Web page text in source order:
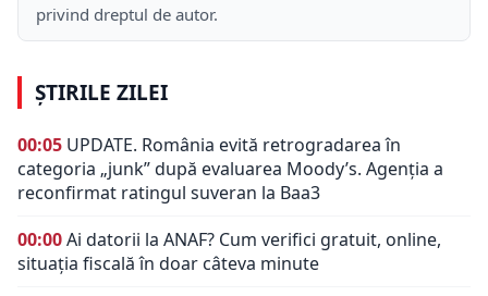
privind dreptul de autor.
ȘTIRILE ZILEI
00:05 UPDATE. România evită retrogradarea în
categoria „junk” după evaluarea Moody’s. Agenția a
reconfirmat ratingul suveran la Baa3
00:00Ai datorii la ANAF? Cum verifici gratuit, online,
situația fiscală în doar câteva minute